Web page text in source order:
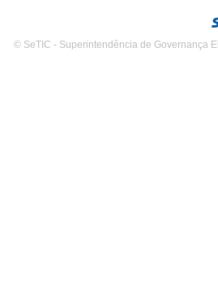
© SeTIC - Superintendência de Governança